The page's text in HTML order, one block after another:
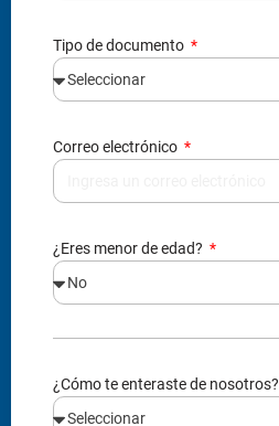
Tipo de documento
Correo electrónico
¿Eres menor de edad?
¿Cómo te enteraste de nosotros?